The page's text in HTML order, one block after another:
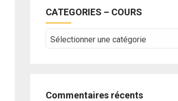
CATEGORIES – COURS
–
Commentaires récents